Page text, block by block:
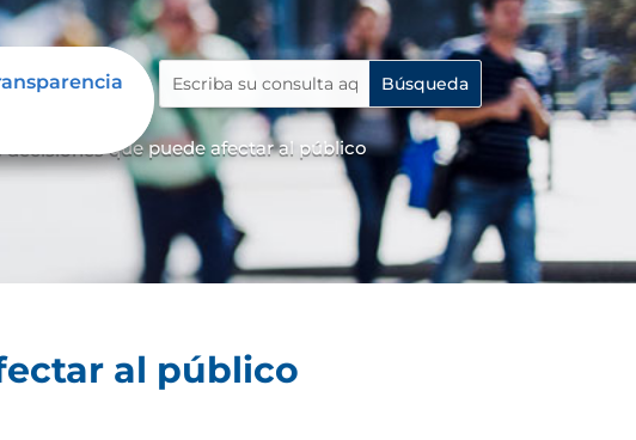
decisiones que puede afectar al público
al público